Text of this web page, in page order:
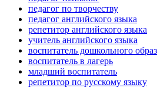
педагог по творчеству
педагог английского языка
репетитор английского языка
учитель английского языка
воспитатель дошкольного
воспитатель в лагерь
младший воспитатель
репетитор по русскому языку